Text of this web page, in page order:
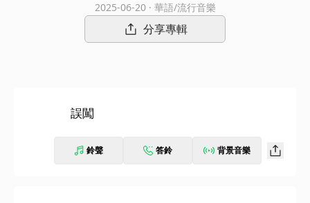
2025-06-20 · 華語/流行音樂
分享專輯
誤闖
鈴聲 答鈴 背景音樂